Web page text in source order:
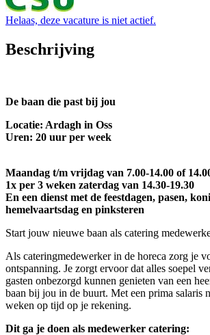
Helaas, deze vacature is niet actief.
Beschrijving
De baan die past bij jou
Locatie: Ardagh in Oss
Uren: 20 uur per week
Maandag t/m vrijdag van 7.00-14.00 of
1x per 3 weken zaterdag van 14.30-19.30
En een dienst met de feestdagen, pasen,
hemelvaartsdag en pinksteren
Start jouw nieuwe baan als catering
Als cateringmedewerker in de horeca zorg je
ontspanning. Je zorgt ervoor dat alles soepel
gasten onbezorgd kunnen genieten van een
baan bij jou in de buurt. Met een prima salaris
weken op tijd op je rekening.
Dit ga je doen als medewerker catering: